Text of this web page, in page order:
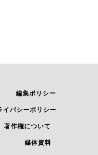
編集ポリシー
イバシーポリシー
著作権について
媒体資料